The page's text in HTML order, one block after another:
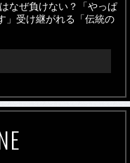
なぜ負けない？「やっぱ
」受け継がれる「伝統の